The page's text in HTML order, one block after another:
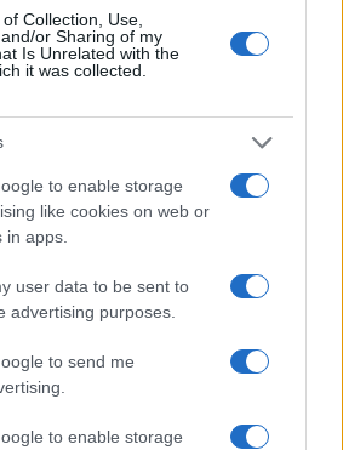
Collection, Use,
or Sharing of my
Is Unrelated with the
it was collected.
to enable storage
like cookies on web or
apps.
user data to be sent to
advertising purposes.
to send me
to enable storage
art: l’influenza del passato sui